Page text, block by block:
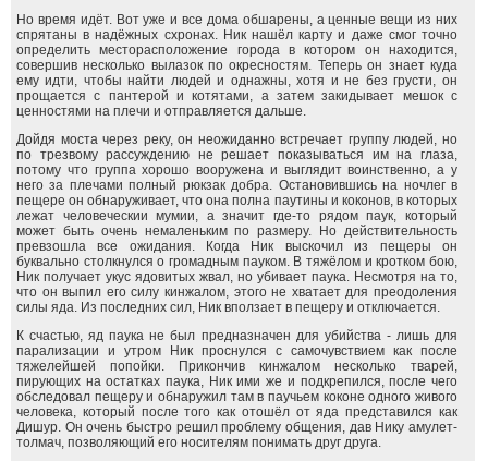
Но время идёт. Вот уже и все дома обшарены, а ценные вещи из них
спрятаны в надёжных схронах. Ник нашёл карту и даже смог точно
определить месторасположение города в котором он находится,
совершив несколько вылазок по окресностям. Теперь он знает куда
ему идти, чтобы найти людей и однажны, хотя и не без грусти, он
прощается с пантерой и котятами, а затем закидывает мешок с
ценностями на плечи и отправляется дальше.
Дойдя моста через реку, он неожиданно встречает группу людей, но
по трезвому рассуждению не решает показываться им на глаза,
потому что группа хорошо вооружена и выглядит воинственно, а у
него за плечами полный рюкзак добра. Остановившись на ночлег в
пещере он обнаруживает, что она полна паутины и коконов, в которых
лежат человеческии мумии, а значит где-то рядом паук, который
может быть очень немаленьким по размеру. Но действительность
превзошла все ожидания. Когда Ник выскочил из пещеры он
буквально столкнулся о громадным пауком. В тяжёлом и кротком бою,
Ник получает укус ядовитых жвал, но убивает паука. Несмотря на то,
что он выпил его силу кинжалом, этого не хватает для преодоления
силы яда. Из последних сил, Ник вползает в пещеру и отключается.
К счастью, яд паука не был предназначен для убийства - лишь для
парализации и утром Ник проснулся с самочувствием как после
тяжелейшей попойки. Прикончив кинжалом несколько тварей,
пирующих на остатках паука, Ник ими же и подкрепился, после чего
обследовал пещеру и обнаружил там в паучьем коконе одного живого
человека, который после того как отошёл от яда представился как
Дишур. Он очень быстро решил проблему общения, дав Нику амулет-
толмач, позволяющий его носителям понимать друг друга.